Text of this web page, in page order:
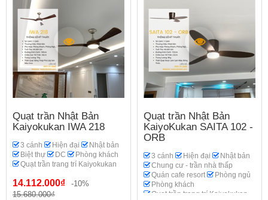
Quạt trần Nhật Bản
Kaiyokukan IWA 218
3 cánh Hiện đại
Nhật bản
Biệt thự
DC
Phòng khách
Quạt trần trang trí Kaiyokukan
14.112.000₫
-10%
15.680.000₫
Quạt trần Nhật Bản
KaiyoKukan SAITA 102 -
ORB
3 cánh Hiện đại
Nhật bản
Chung cư - trần nhà thấp
Quán cafe resort
Phòng ngủ
Phòng khách
Quạt trần trang trí Kaiyokukan